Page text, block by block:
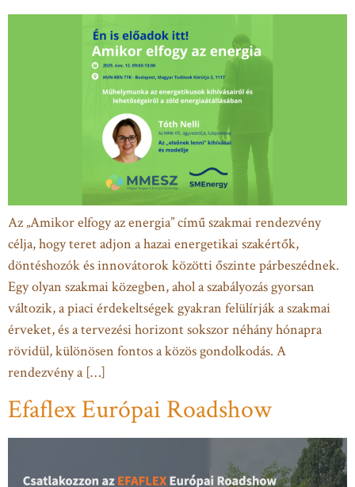
Az „Amikor elfogy az energia” című szakmai rendezvény
célja, hogy teret adjon a hazai energetikai szakértők,
döntéshozók és innovátorok közötti őszinte párbeszédnek.
Egy olyan szakmai közegben, ahol a szabályozás gyorsan
változik, a piaci érdekeltségek gyakran felülírják a szakmai
érveket, és a tervezési horizont sokszor néhány hónapra
rövidül, különösen fontos a közös gondolkodás. A
rendezvény a […]
Efaflex Európai Roadshow